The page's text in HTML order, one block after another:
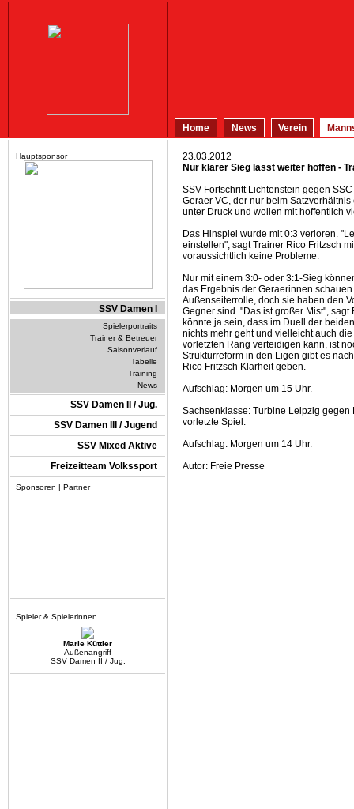
Home News Verein
Hauptsponsor
SSV Damen I
Spielerportraits
Trainer & Betreuer
Saisonverlauf
Tabelle
Training
News
SSV Damen II / Jug.
SSV Damen III / Jugend
SSV Mixed Aktive
Freizeitteam Volkssport
Sponsoren | Partner
Spieler & Spielerinnen
Marie Küttler
Außenangriff
SSV Damen II / Jug.
23.03.2012
Nur klarer Sieg lässt weiter hoffen -
SSV Fortschritt Lichtenstein gegen
Geraer VC, der nur beim
unter Druck und wollen mit hoffentlich
Das Hinspiel wurde mit 0:3 verloren.
einstellen", sagt Trainer Rico Fritzsch
voraussichtlich keine Probleme.
Nur mit einem 3:0- oder 3:1-Sieg
das Ergebnis der Geraerinnen
Außenseiterrolle, doch sie haben den
Gegner sind. "Das ist großer Mist",
könnte ja sein, dass im Duell der
nichts mehr geht und vielleicht auch
vorletzten Rang verteidigen kann, ist
Strukturreform in den Ligen gibt es
Rico Fritzsch Klarheit geben.
Aufschlag: Morgen um 15 Uhr.
Sachsenklasse: Turbine Leipzig gegen
vorletzte Spiel.
Aufschlag: Morgen um 14 Uhr.
Autor: Freie Presse